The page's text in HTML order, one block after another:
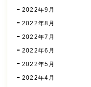
2022年9月
2022年8月
2022年7月
2022年6月
2022年5月
2022年4月